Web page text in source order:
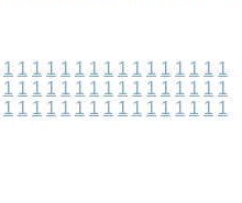
1 1 1 1 1 1 1 1 1 1 1 1 1 1 1 1
1 1 1 1 1 1 1 1 1 1 1 1 1 1 1 1
1 1 1 1 1 1 1 1 1 1 1 1 1 1 1 1